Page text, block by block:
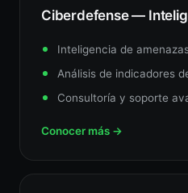
Ciberdefense —
Inteligencia de
Análisis de indicadores
Consultoría y soporte
Conocer más →